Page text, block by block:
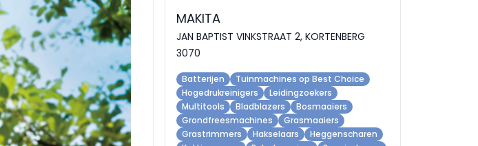
MAKITA
JAN BAPTIST VINKSTRAAT 2, KORTENBERG
3070
Batterijen
Tuinmachines op Best Choice
Hogedrukreinigers
Leidingzoekers
Multitools
Bladblazers
Bosmaaiers
Grondfreesmachines
Grasmaaiers
Grastrimmers
Hakselaars
Heggenscharen